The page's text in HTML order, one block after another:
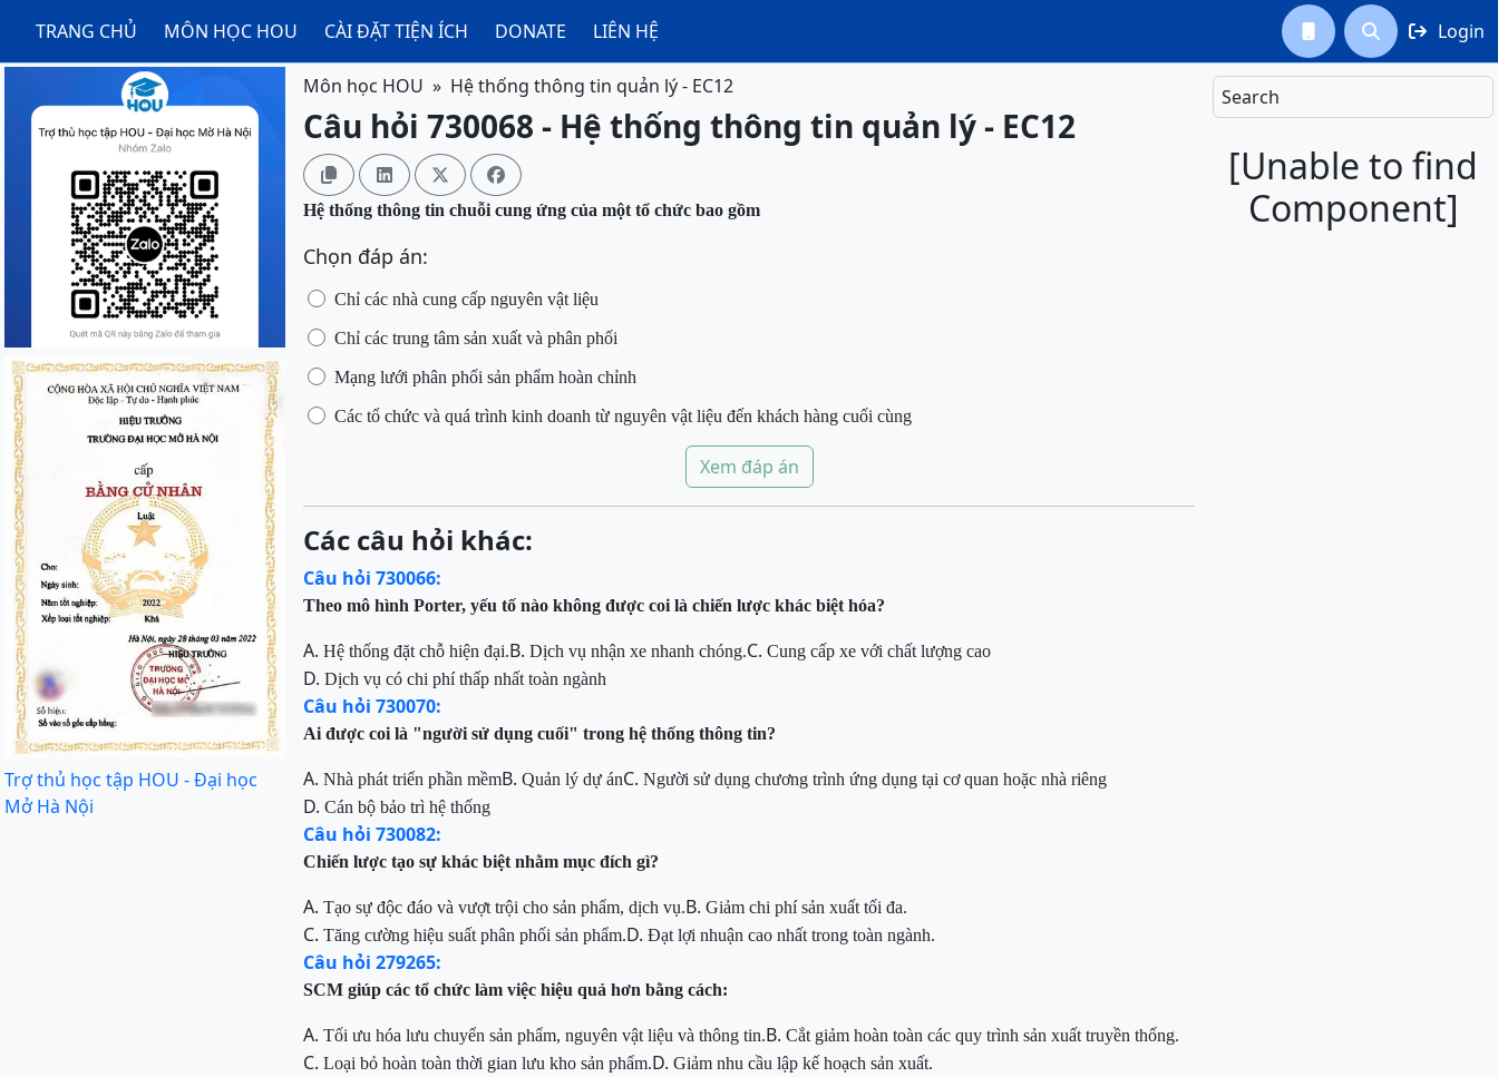
TRANG CHỦ MÔN HỌC HOU CÀI ĐẶT TIỆN ÍCH DONATE LIÊN HỆ   Login
Search
[Unable to find
Component]
Trợ thủ học tập HOU - Đại học
Mở Hà Nội
Môn học HOU Hệ thống thông tin quản lý - EC12
Câu hỏi 730068 - Hệ thống thông tin quản lý - EC12
   
Hệ thống thông tin chuỗi cung ứng của một tổ chức bao gồm
Chọn đáp án:
Chỉ các nhà cung cấp nguyên vật liệu
Chỉ các trung tâm sản xuất và phân phối
Mạng lưới phân phối sản phẩm hoàn chỉnh
Các tổ chức và quá trình kinh doanh từ nguyên vật liệu đến khách hàng cuối cùng
Xem đáp án
Các câu hỏi khác:
Câu hỏi 730066:
Theo mô hình Porter, yếu tố nào không được coi là chiến lược khác biệt hóa?
A. Hệ thống đặt chỗ hiện đại.B. Dịch vụ nhận xe nhanh chóng.C. Cung cấp xe với chất lượng cao
D. Dịch vụ có chi phí thấp nhất toàn ngành
Câu hỏi 730070:
Ai được coi là "người sử dụng cuối" trong hệ thống thông tin?
A. Nhà phát triển phần mềmB. Quản lý dự ánC. Người sử dụng chương trình ứng dụng tại cơquan hoặc nhà riêng
D. Cán bộ bảo trì hệ thống
Câu hỏi 730082:
Chiến lược tạo sự khác biệt nhằm mục đích gì?
A. Tạo sự độc đáo và vượt trội cho sản phẩm, dịch vụ.B. Giảm chi phí sản xuất tối đa.
C. Tăng cường hiệu suất phân phối sản phẩm.D. Đạt lợi nhuận cao nhất trong toàn ngành.
Câu hỏi 279265:
SCM giúp các tổ chức làm việc hiệu quả hơn bằng cách:
A. Tối ưu hóa lưu chuyển sản phẩm, nguyên vật liệu và thông tin.B. Cắt giảm hoàn toàn các quy trình sản xuất truyền thống.
C. Loại bỏ hoàn toàn thời gian lưu kho sản phẩm.D. Giảm nhu cầu lập kế hoạch sản xuất.